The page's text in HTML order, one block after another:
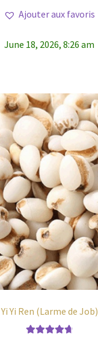
Ajouter aux favoris
June 18, 2026, 8:26 am
Yi Yi Ren (Larme de Job)